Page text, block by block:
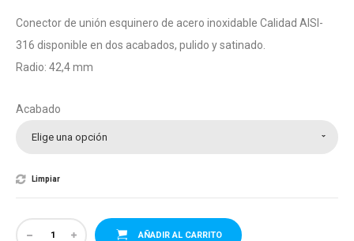
precios:
desde
Conector de unión esquinero de acero inoxidable Calidad AISI-
316 disponible en dos acabados, pulido y satinado.
Radio: 42,4 mm
Acabado
Elige una opción
Limpiar
AÑADIR AL CARRITO